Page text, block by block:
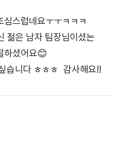
스럽네요ㅜㅜㅋㅋㅋ
젊은 남자 팀장님이셨는
하셨어요😊
습니다 ㅎㅎㅎ 감사해요!!